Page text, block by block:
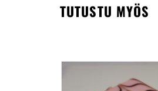
TUTUSTU MYÖS